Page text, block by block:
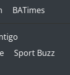
BATimes
Sport Buzz